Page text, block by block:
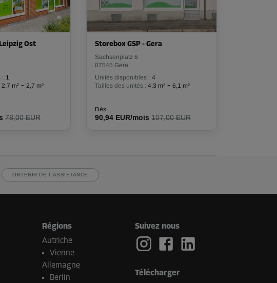
Ost
: 1
2,7 m² - 2,7 m²
78,00 EUR
Storebox GSP - Gera
Sachsenplatz 6
07545 Gera
Unités disponibles : 4
Tailles des unités : 4,3 m² - 6,1 m²
Dès
90,94 EUR/mois 107,00 EUR
OBTENIR DE L’ASSISTANCE
Régions
Autriche
Vienne
Allemagne
Berlin
Suivez nous
Télécharger